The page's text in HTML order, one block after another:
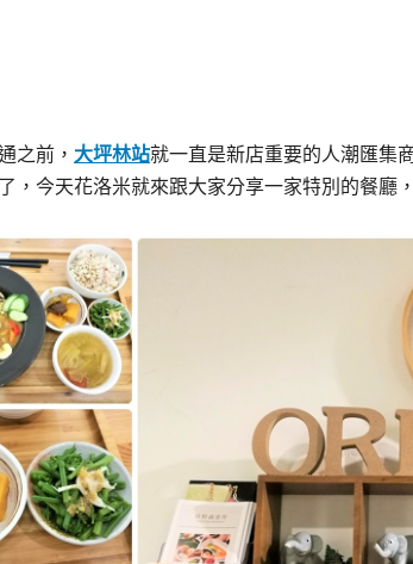
之前， 大坪林站就一直是新店重要的人潮匯集
，今天花洛米就來跟大家分享一家特別的餐廳，